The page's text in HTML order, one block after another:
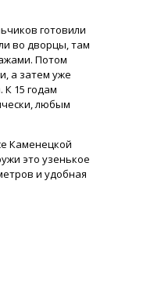
готовили
во дворцы, там
Потом
а затем уже
15 годам
любым
Каменецкой
это узенькое
и удобная